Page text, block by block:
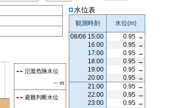
氾濫危険水位
-- m
避難判断水位
水位表
観測時刻 水位(m)
08/06 15:00
0.95 →
16:00
0.95 →
17:00
0.95 →
18:00
0.95 →
19:00
0.95 →
20:00
0.95 →
21:00
0.95 →
22:00
0.95 →
23:00
0.95 →